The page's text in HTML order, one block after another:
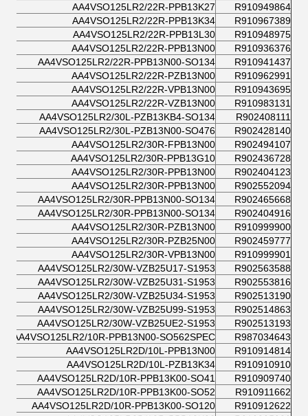
R910949864
AA4VSO125LR2/22R-PPB13K27
R910967389
AA4VSO125LR2/22R-PPB13K34
R910948975
AA4VSO125LR2/22R-PPB13L30
R910936376
AA4VSO125LR2/22R-PPB13N00
R910941437
AA4VSO125LR2/22R-PPB13N00-SO134
R910962991
AA4VSO125LR2/22R-PZB13N00
R910943695
AA4VSO125LR2/22R-VPB13N00
R910983131
AA4VSO125LR2/22R-VZB13N00
R902408111
AA4VSO125LR2/30L-PZB13KB4-SO134
R902428140
AA4VSO125LR2/30L-PZB13N00-SO476
R902494107
AA4VSO125LR2/30R-FPB13N00
R902436728
AA4VSO125LR2/30R-PPB13G10
R902404123
AA4VSO125LR2/30R-PPB13N00
R902552094
AA4VSO125LR2/30R-PPB13N00
R902465668
AA4VSO125LR2/30R-PPB13N00-SO134
R902404916
AA4VSO125LR2/30R-PPB13N00-SO134
R910999900
AA4VSO125LR2/30R-PZB13N00
R902459777
AA4VSO125LR2/30R-PZB25N00
R910999901
AA4VSO125LR2/30R-VPB13N00
R902563588
AA4VSO125LR2/30W-VZB25U17-S1953
R902553816
AA4VSO125LR2/30W-VZB25U31-S1953
R902513190
AA4VSO125LR2/30W-VZB25U34-S1953
R902514863
AA4VSO125LR2/30W-VZB25U99-S1953
R902513193
AA4VSO125LR2/30W-VZB25UE2-S1953
R987034643
AA4VSO125LR2/10R-PPB13N00-SO562SPEC
R910914814
AA4VSO125LR2D/10L-PPB13N00
R910910910
AA4VSO125LR2D/10L-PZB13K34
R910909740
AA4VSO125LR2D/10R-PPB13K00-SO41
R910911662
AA4VSO125LR2D/10R-PPB13K00-SO52
R910912622
AA4VSO125LR2D/10R-PPB13K00-SO120